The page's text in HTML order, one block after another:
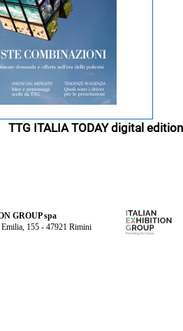
TTG ITALIA TODAY digital edition
GROUP spa
Emilia, 155 - 47921 Rimini